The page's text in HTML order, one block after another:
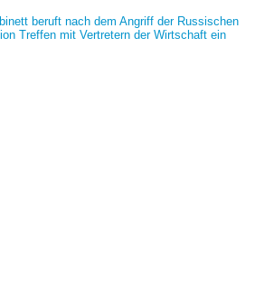
beruft nach dem Angriff der Russischen
Treffen mit Vertretern der Wirtschaft ein